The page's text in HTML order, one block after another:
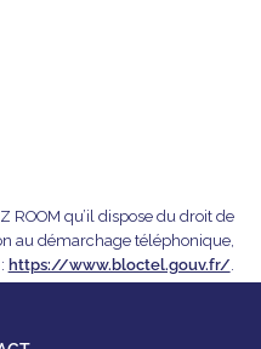
ROOM qu’il dispose du droit de
au démarchage téléphonique,
https://www.bloctel.gouv.fr/